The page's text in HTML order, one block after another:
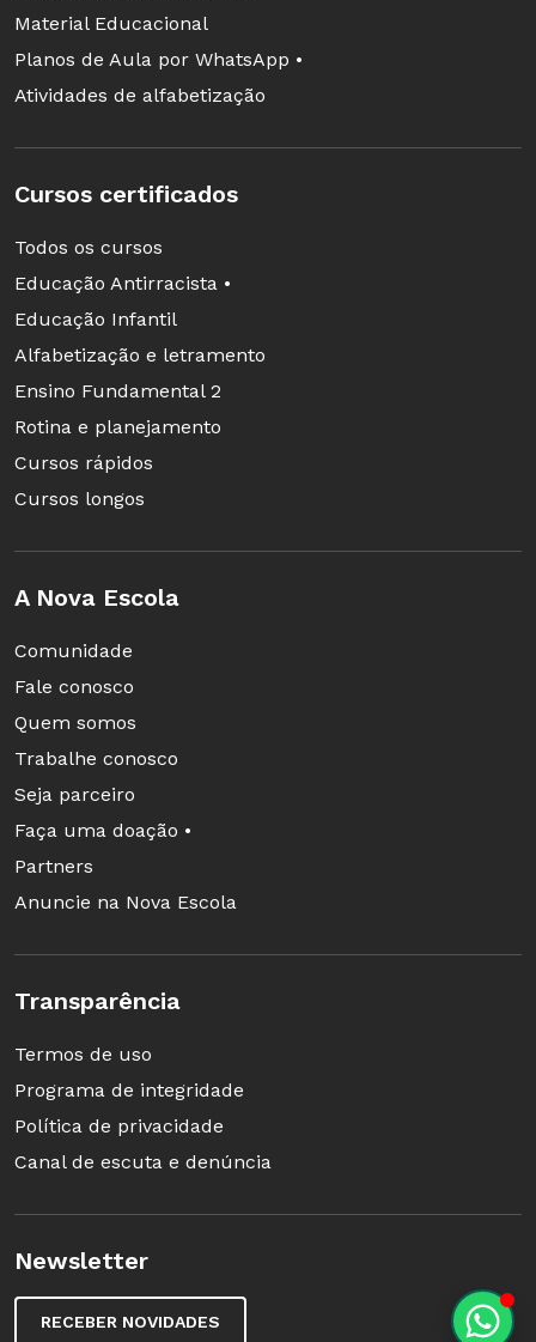
Material Educacional
Planos de Aula por WhatsApp •
Atividades de alfabetização
Cursos certificados
Todos os cursos
Educação Antirracista •
Educação Infantil
Alfabetização e letramento
Ensino Fundamental 2
Rotina e planejamento
Cursos rápidos
Cursos longos
A Nova Escola
Comunidade
Fale conosco
Quem somos
Trabalhe conosco
Seja parceiro
Faça uma doação •
Partners
Anuncie na Nova Escola
Transparência
Termos de uso
Programa de integridade
Política de privacidade
Canal de escuta e denúncia
Newsletter
RECEBER NOVIDADES